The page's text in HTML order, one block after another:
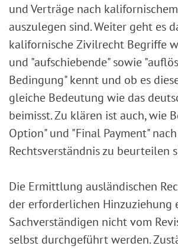
und Verträge nach
auszulegen sind. Weiter geht es
kalifornische Zivilrecht Begriffe
und "aufschiebende" sowie
Bedingung" kennt und ob es
gleiche Bedeutung wie das
beimisst. Zu klären ist auch, wie
Option" und "Final Payment"
Rechtsverständnis zu beurteilen
Die Ermittlung ausländischen
der erforderlichen Hinzuziehung
Sachverständigen nicht vom
selbst durchgeführt werden.